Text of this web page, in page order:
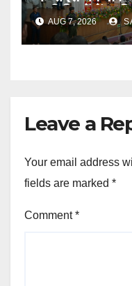
सभी जिलों में
खुल रहा है
AUG 7, 2026
Leave a
Your email address
fields are marked *
Comment*